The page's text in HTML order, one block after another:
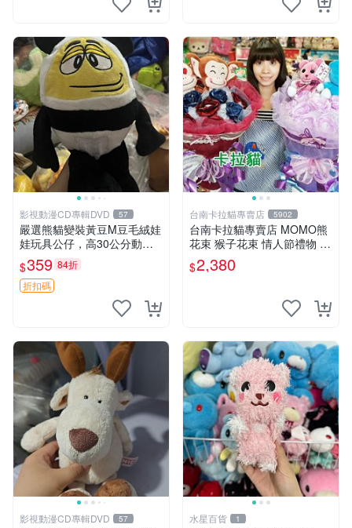
影視動漫CD專輯DVD 57
嚴選熊貓變裝黃豆M豆毛絨娃
娃玩具公仔，高30公分動漫
周邊 熊貓 變裝 公仔
$359 84折
折扣碼
台南卡拉貓專賣店 5902
台南卡拉貓專賣店 MOMO熊
花束 猴子花束 情人節禮物 二
選一 可繡字 可今天寄明天到
$2,380
影視動漫CD專輯DVD 57 水星百貨 1